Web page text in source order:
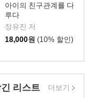
아이의 친구관계를 다
루다
정유진 저
18,000원 (10% 할인)
리스트 더보기